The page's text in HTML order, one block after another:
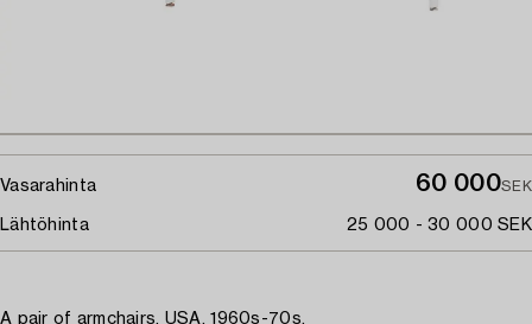
Vasarahinta 60 000SEK
Lähtöhinta 25 000 - 30 000 SEK
A pair of armchairs, USA, 1960s-70s.